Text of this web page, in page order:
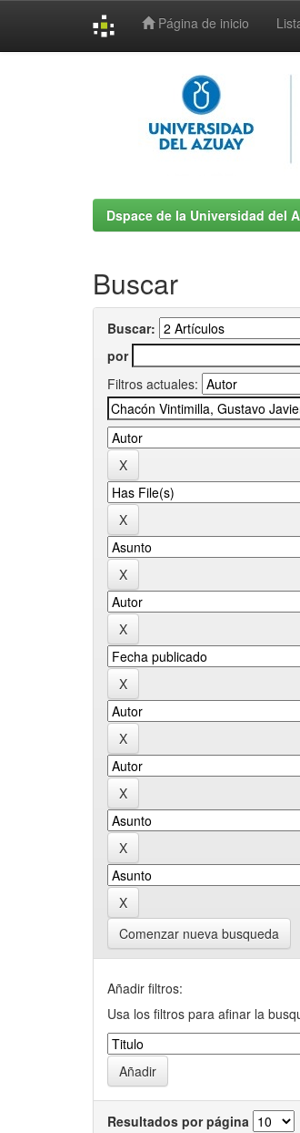
Página de inicio
Dspace de la Universidad del
Buscar
Buscar:
por
Filtros actuales:
Comenzar nueva busqueda
Añadir filtros:
Usa los filtros para afinar la
Resultados por página